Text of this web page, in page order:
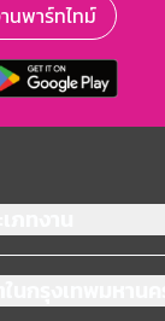
นพาร์ทไทม์
ทงาน
กรุงเทพมหานคร